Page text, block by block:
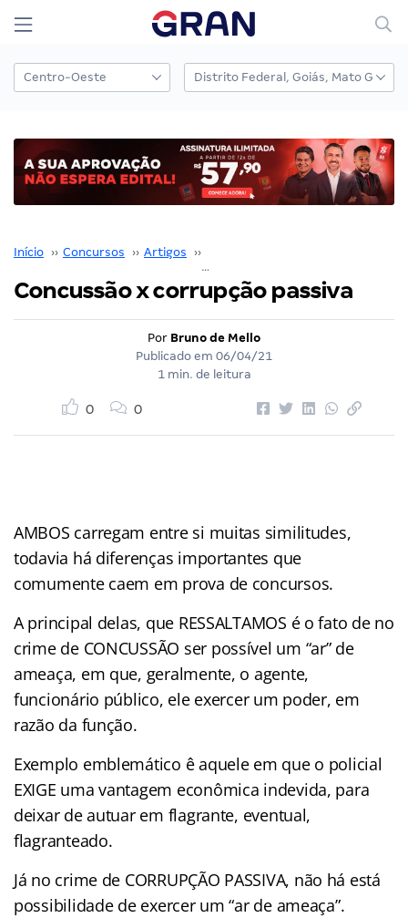
Início ›› Concursos ›› Artigos ››
Concussão x corrupção passiva
Por Bruno de Mello
Publicado em 06/04/21
1 min. de leitura
0 0
AMBOS carregam entre si muitas similitudes,
todavia há diferenças importantes que
comumente caem em prova de concursos.
A principal delas, que RESSALTAMOS é o fato de no
crime de CONCUSSÃO ser possível um “ar” de
ameaça, em que, geralmente, o agente,
funcionário público, ele exercer um poder, em
razão da função.
Exemplo emblemático ê aquele em que o policial
EXIGE uma vantagem econômica indevida, para
deixar de autuar em flagrante, eventual,
flagranteado.
Já no crime de CORRUPÇÃO PASSIVA, não há está
possibilidade de exercer um “ar de ameaça”.